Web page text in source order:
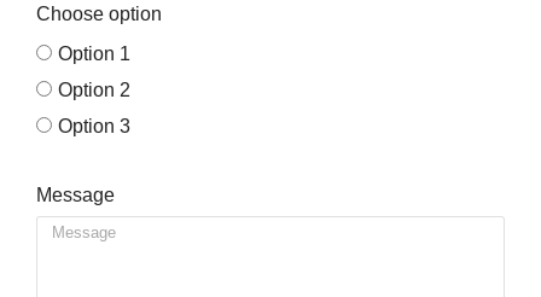
Choose option
Option 1
Option 2
Option 3
Message